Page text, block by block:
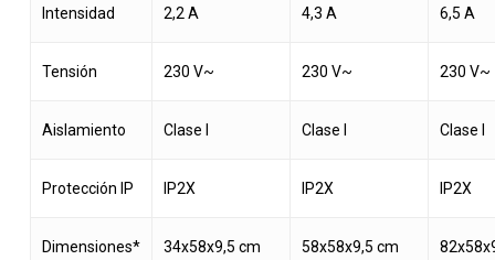
Intensidad 2,2 A 4,3 A 6,5 A
Tensión 230 V~ 230 V~ 230 V~
Aislamiento Clase I Clase I Clase I
Protección IP IP2X IP2X IP2X
Dimensiones* 34x58x9,5 cm 58x58x9,5 cm